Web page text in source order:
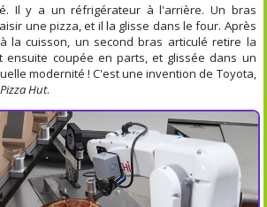
Il y a un réfrigérateur à l'arrière. Un bras
une pizza, et il la glisse dans le four. Après
la cuisson, un second bras articulé retire la
coupée en parts, et glissée dans un
modernité ! C'est une invention de Toyota,
Pizza Hut.